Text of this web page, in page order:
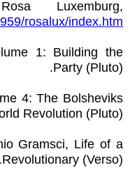
Luxemburg,
rosalux/index.htm
1: Building the
Party (Pluto).
4: The Bolsheviks
Revolution (Pluto).
Gramsci, Life of a
Revolutionary (Verso).